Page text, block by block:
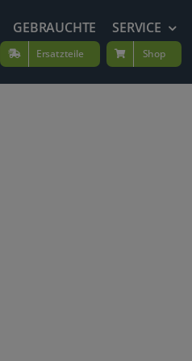
GEBRAUCHTE SERVICE
Ersatzteile Shop